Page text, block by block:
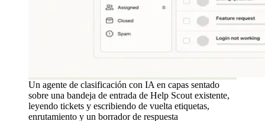
Un agente de clasificación con IA en capas sentado
sobre una bandeja de entrada de Help Scout existente,
leyendo tickets y escribiendo de vuelta etiquetas,
enrutamiento y un borrador de respuesta